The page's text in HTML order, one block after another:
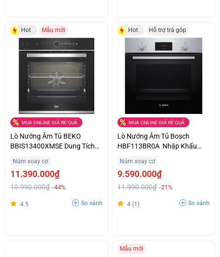
Hot Mẫu mới
MUA ONLINE GIÁ RẺ QUÁ
Lò Nướng Âm Tủ BEKO
BBIS13400XMSE Dung Tích
Núm xoay cơ
11.390.000₫
19.990.000₫ -44%
4.5 So sánh
Hot Hỗ trợ trả góp
MUA ONLINE GIÁ RẺ QUÁ
Lò Nướng Âm Tủ Bosch
HBF113BR0A Nhập Khẩu
Đãi Cực Sốc
Núm xoay cơ
9.590.000₫
11.990.000₫ -21%
4 (1) So sánh
Mẫu mới